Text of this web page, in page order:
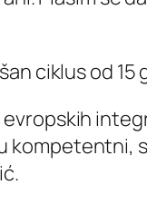
ciklus od 15
kompetentni,